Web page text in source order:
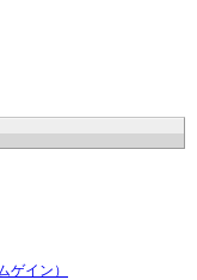
ゲイン）